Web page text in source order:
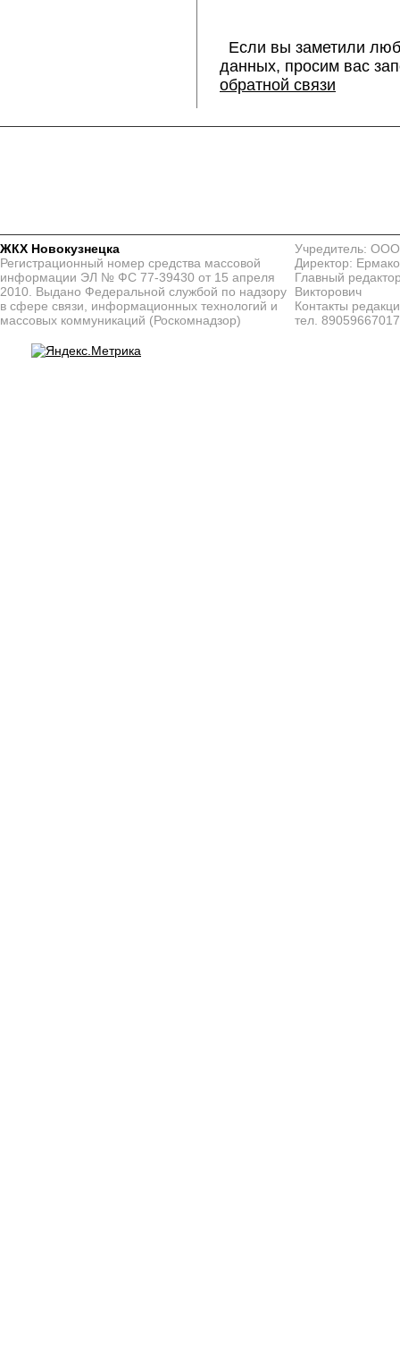
Если вы заметили
данных, просим вас
обратной связи
ЖКХ Новокузнецка
Регистрационный номер средства массовой
информации ЭЛ № ФС 77-39430 от 15 апреля
2010. Выдано Федеральной службой по надзору
в сфере связи, информационных технологий и
массовых коммуникаций (Роскомнадзор)
Учредитель:
Директор:
Главный
Викторович
Контакты
тел. 89059667017